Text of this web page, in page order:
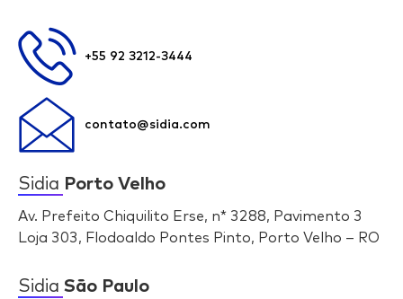
+55 92 3212-3444
contato@sidia.com
Sidia Porto Velho
Av. Prefeito Chiquilito Erse, n* 3288, Pavimento 3
Loja 303, Flodoaldo Pontes Pinto, Porto Velho – RO
Sidia São Paulo